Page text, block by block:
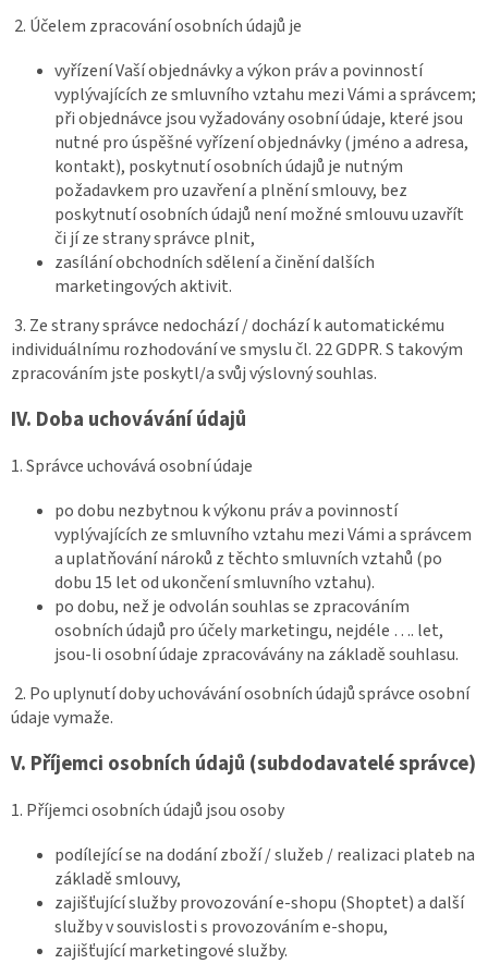
2. Účelem zpracování osobních údajů je
vyřízení Vaší objednávky a výkon práv a povinností
vyplývajících ze smluvního vztahu mezi Vámi a správcem;
při objednávce jsou vyžadovány osobní údaje, které jsou
nutné pro úspěšné vyřízení objednávky (jméno a adresa,
kontakt), poskytnutí osobních údajů je nutným
požadavkem pro uzavření a plnění smlouvy, bez
poskytnutí osobních údajů není možné smlouvu uzavřít
či jí ze strany správce plnit,
zasílání obchodních sdělení a činění dalších
marketingových aktivit.
3. Ze strany správce nedochází / dochází k automatickému
individuálnímu rozhodování ve smyslu čl. 22 GDPR. S takovým
zpracováním jste poskytl/a svůj výslovný souhlas.
IV. Doba uchovávání údajů
1. Správce uchovává osobní údaje
po dobu nezbytnou k výkonu práv a povinností
vyplývajících ze smluvního vztahu mezi Vámi a správcem
a uplatňování nároků z těchto smluvních vztahů (po
dobu 15 let od ukončení smluvního vztahu).
po dobu, než je odvolán souhlas se zpracováním
osobních údajů pro účely marketingu, nejdéle …. let,
jsou-li osobní údaje zpracovávány na základě souhlasu.
2. Po uplynutí doby uchovávání osobních údajů správce osobní
údaje vymaže.
V. Příjemci osobních údajů (subdodavatelé správce)
1. Příjemci osobních údajů jsou osoby
podílející se na dodání zboží / služeb / realizaci plateb na
základě smlouvy,
zajišťující služby provozování e-shopu (Shoptet) a další
služby v souvislosti s provozováním e-shopu,
zajišťující marketingové služby.